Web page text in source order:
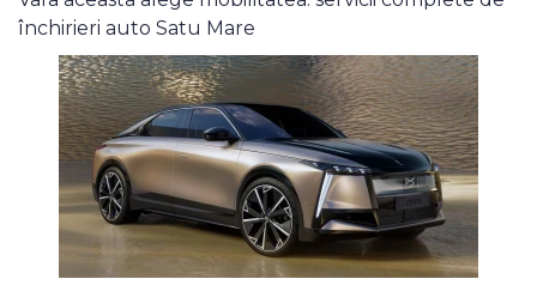
închirieri auto Satu Mare